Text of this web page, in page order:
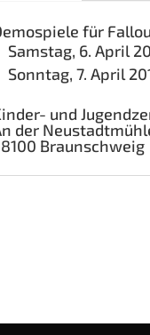
für
Sams­tag, 6. April
Sonn­tag, 7. April
und
der
Braun­schweig